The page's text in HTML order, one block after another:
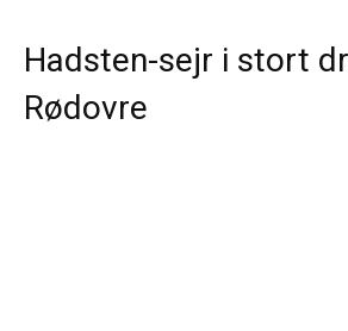
Hadsten-sejr i stort
Rødovre